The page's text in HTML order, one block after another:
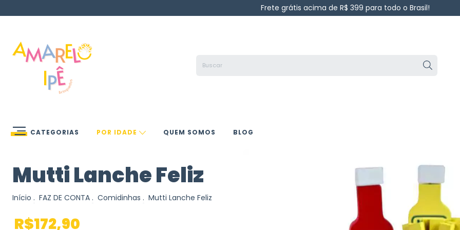
Frete grátis acima de R$ 399 para todo o Brasil!
CATEGORIAS POR IDADE QUEM SOMOS BLOG
Mutti Lanche Feliz
Início . FAZ DE CONTA . Comidinhas . Mutti Lanche Feliz
R$172,90